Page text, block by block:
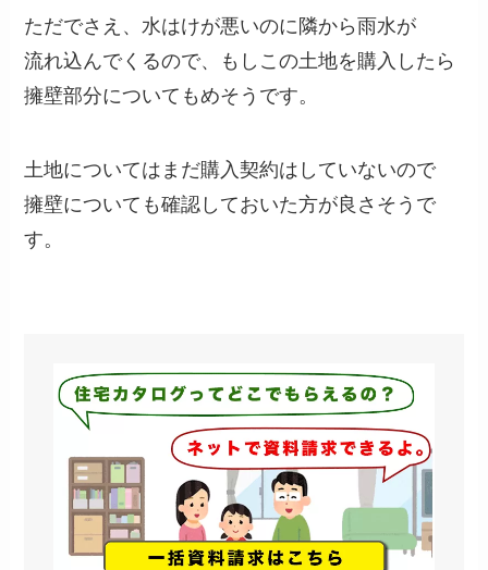
ただでさえ、水はけが悪いのに隣から雨水が
流れ込んでくるので、もしこの土地を購入したら
擁壁部分についてもめそうです。
土地についてはまだ購入契約はしていないので
擁壁についても確認しておいた方が良さそうで
す。